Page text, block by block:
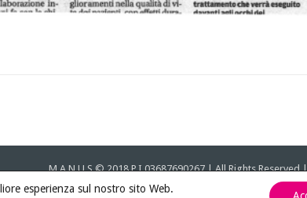
M.A.N.U.S © 2018 P.I 03687690267 | All Rights
esperienza sul nostro sito Web.